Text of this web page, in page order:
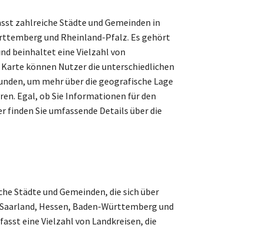
zahlreiche Städte und Gemeinden in
und Rheinland-Pfalz. Es gehört
beinhaltet eine Vielzahl von
können Nutzer die unterschiedlichen
um mehr über die geografische Lage
Egal, ob Sie Informationen für den
finden Sie umfassende Details über die
Städte und Gemeinden, die sich über
Hessen, Baden-Württemberg und
eine Vielzahl von Landkreisen, die